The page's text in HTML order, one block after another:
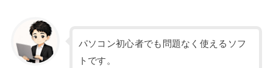
パソコン初心者でも問題なく使えるソフ
トです。